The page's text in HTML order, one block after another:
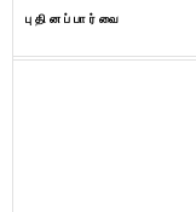
புதினப்பார்வை